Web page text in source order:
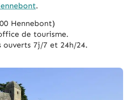
.
Hennebont)
de tourisme.
ouverts 7j/7 et 24h/24.